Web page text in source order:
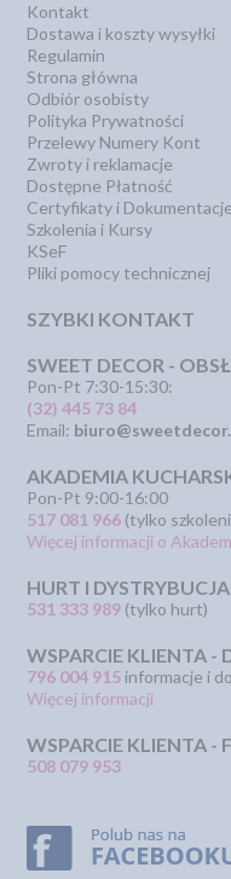
Kontakt
Dostawa i koszty wysyłki
Regulamin
Strona główna
Odbiór osobisty
Polityka Prywatności
Przelewy Numery Kont
Zwroty i reklamacje
Dostępne Płatność
Certyfikaty i Dokumentacje
Szkolenia i Kursy
KSeF
Pliki pomocy technicznej
SZYBKI KONTAKT
SWEET DECOR -
Pon-Pt 7:30-15:30:
(32) 445 73 84
Email:
AKADEMIA
Pon-Pt 9:00-16:00
517 081 966 (tylko
Więcej informacji o
HURT I DYSTRYBUCJA
531 333 989 (tylko hurt)
WSPARCIE KLIENTA -
796 004 915 informacje i
Więcej informacji
WSPARCIE KLIENTA -
508 079 953